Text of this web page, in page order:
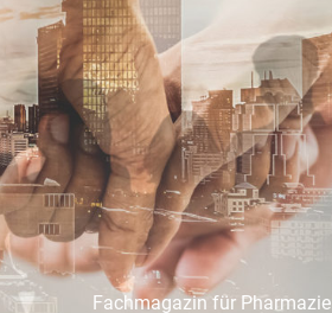
Fachmagazin für Pharmazie